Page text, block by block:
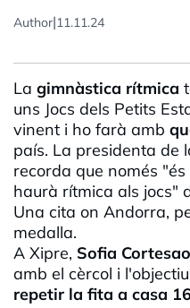
Author|11.11.24
La gimnàstica rítmica
uns Jocs dels Petits
vinent i ho farà amb
país. La presidenta de
recorda que només
haurà rítmica als jocs"
Una cita on Andorra,
medalla.
A Xipre, Sofia Cortesao
amb el cèrcol i
repetir la fita a casa